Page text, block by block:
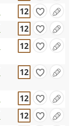
12
12
12
12
12
12